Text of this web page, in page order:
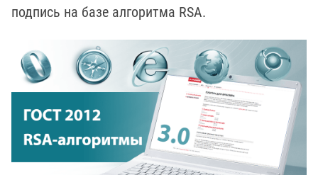
подпись на базе алгоритма RSA.